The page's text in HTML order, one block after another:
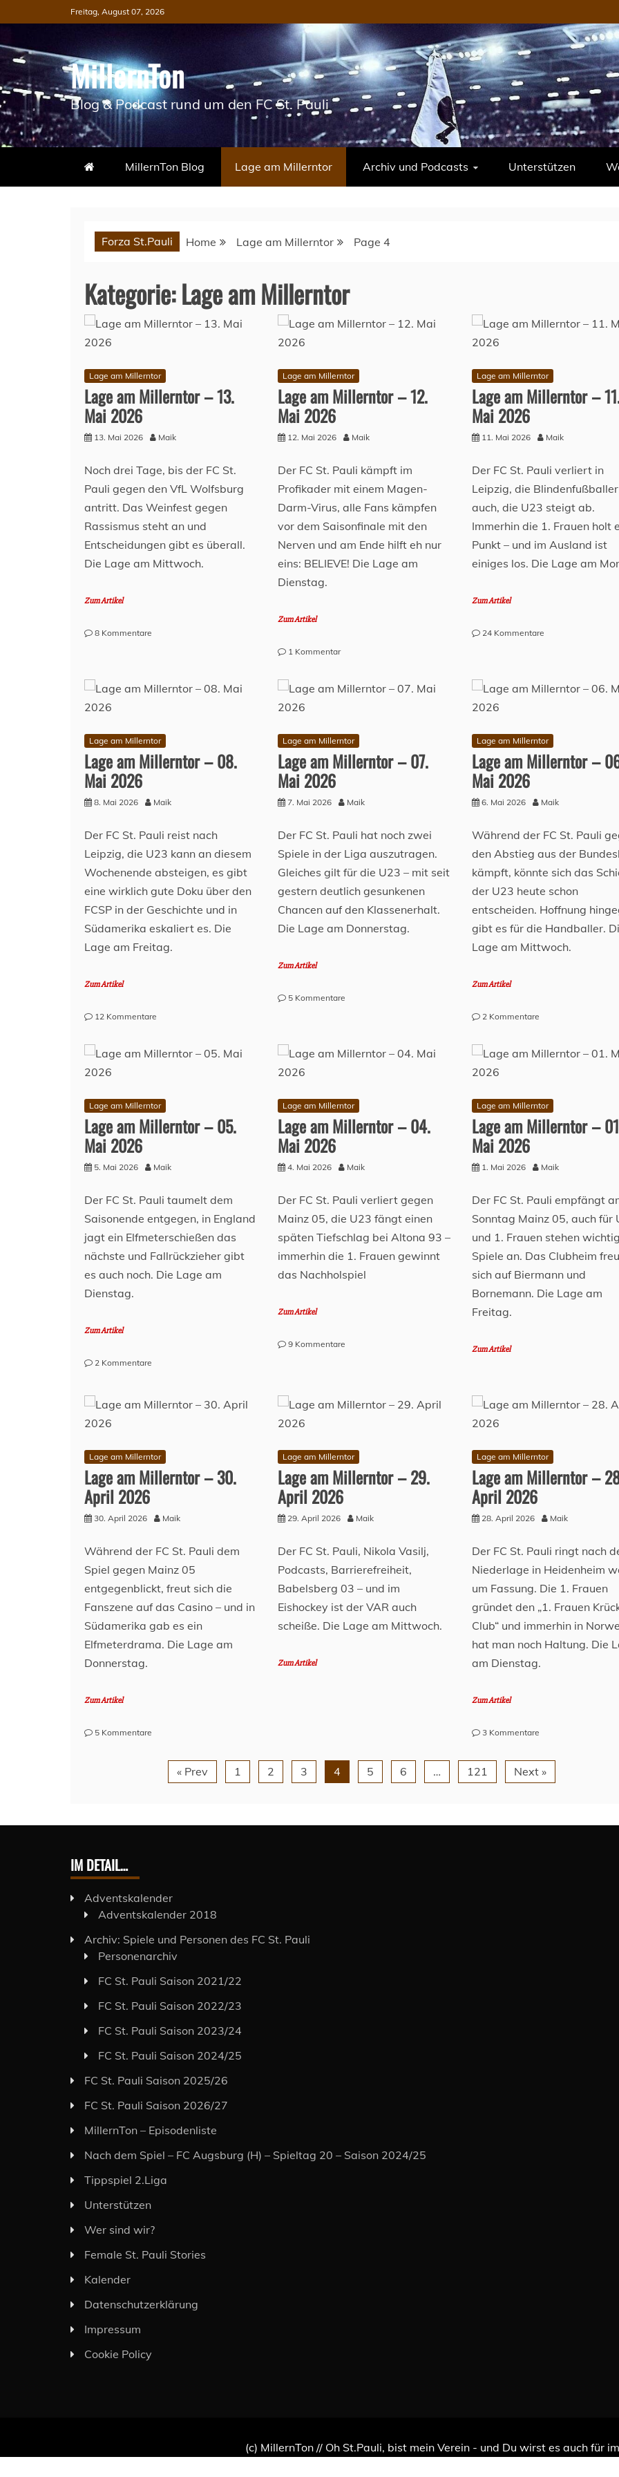
to
content
Freitag, August 07, 2026
MillernTon
Blog & Podcast rund um den FC St. Pauli
MillernTon Blog Lage am Millerntor Archiv und Podcasts Unterstützen
Forza St.Pauli Home Lage am Millerntor Page 4
Kategorie:Lage am Millerntor
Lage am Millerntor
Lage am Millerntor – 13.
Mai 2026
13. Mai 2026 Maik
Noch drei Tage, bis der FC St.
Pauli gegen den VfL Wolfsburg
antritt. Das Weinfest gegen
Rassismus steht an und
Entscheidungen gibt es überall.
Die Lage am Mittwoch.
Zum Artikel
8 Kommentare
–
Lage am Millerntor
Lage am Millerntor – 12.
Mai 2026
12. Mai 2026 Maik
Der FC St. Pauli kämpft im
Profikader mit einem Magen-
Darm-Virus, alle Fans kämpfen
vor dem Saisonfinale mit den
Nerven und am Ende hilft eh nur
eins: BELIEVE! Die Lage am
Dienstag.
Zum Artikel
1 Kommentarzu
Millerntor
Mai
2026
Lage am Millerntor
Lage am Millerntor –
Mai 2026
11. Mai 2026 Maik
Der FC St. Pauli verliert in
Leipzig, die Blindenfußballer
auch, die U23 steigt ab.
Immerhin die 1. Frauen holt
Punkt – und im Ausland ist
einiges los. Die Lage am
Zum Artikel
24 Kommentarezu
–
Lage am Millerntor
Lage am Millerntor – 08.
Mai 2026
8. Mai 2026 Maik
Der FC St. Pauli reist nach
Leipzig, die U23 kann an diesem
Wochenende absteigen, es gibt
eine wirklich gute Doku über den
FCSP in der Geschichte und in
Südamerika eskaliert es. Die
Lage am Freitag.
Zum Artikel
12 Kommentare
Millerntor
Mai
2026
Lage am Millerntor
Lage am Millerntor – 07.
Mai 2026
7. Mai 2026 Maik
Der FC St. Pauli hat noch zwei
Spiele in der Liga auszutragen.
Gleiches gilt für die U23 – mit seit
gestern deutlich gesunkenen
Chancen auf den Klassenerhalt.
Die Lage am Donnerstag.
Zum Artikel
5 Kommentare
–
Lage am Millerntor
Lage am Millerntor –
Mai 2026
6. Mai 2026 Maik
Während der FC St. Pauli
den Abstieg aus der
kämpft, könnte sich das
der U23 heute schon
entscheiden. Hoffnung
gibt es für die Handballer.
Lage am Mittwoch.
Zum Artikel
2 Kommentarezu
Millerntor
Mai
2026
Lage am Millerntor
Lage am Millerntor – 05.
Mai 2026
5. Mai 2026 Maik
Der FC St. Pauli taumelt dem
Saisonende entgegen, in England
jagt ein Elfmeterschießen das
nächste und Fallrückzieher gibt
es auch noch. Die Lage am
Dienstag.
Zum Artikel
2 Kommentare
Millerntor
2026
Lage am Millerntor
Lage am Millerntor – 04.
Mai 2026
4. Mai 2026 Maik
Der FC St. Pauli verliert gegen
Mainz 05, die U23 fängt einen
späten Tiefschlag bei Altona 93 –
immerhin die 1. Frauen gewinnt
das Nachholspiel
Zum Artikel
9 Kommentare
–
Lage am Millerntor
Lage am Millerntor –
Mai 2026
1. Mai 2026 Maik
Der FC St. Pauli empfängt
Sonntag Mainz 05, auch für
und 1. Frauen stehen
Spiele an. Das Clubheim
sich auf Biermann und
Bornemann. Die Lage am
Freitag.
Zum Artikel
Lage am Millerntor
Lage am Millerntor – 30.
April 2026
30. April 2026 Maik
Während der FC St. Pauli dem
Spiel gegen Mainz 05
entgegenblickt, freut sich die
Fanszene auf das Casino – und in
Südamerika gab es ein
Elfmeterdrama. Die Lage am
Donnerstag.
Zum Artikel
5 Kommentare
Millerntor
2026
Lage am Millerntor
Lage am Millerntor – 29.
April 2026
29. April 2026 Maik
Der FC St. Pauli, Nikola Vasilj,
Podcasts, Barrierefreiheit,
Babelsberg 03 – und im
Eishockey ist der VAR auch
scheiße. Die Lage am Mittwoch.
Zum Artikel
Lage am Millerntor
Lage am Millerntor –
April 2026
28. April 2026 Maik
Der FC St. Pauli ringt nach
Niederlage in Heidenheim
um Fassung. Die 1. Frauen
gründet den „1. Frauen
Club“ und immerhin in
hat man noch Haltung. Die
am Dienstag.
Zum Artikel
3 Kommentarezu
am
Millerntor
2026
« Prev 1 2 3 4 5 6 … 121 Next »
IM DETAIL…
Adventskalender
Adventskalender 2018
Archiv: Spiele und Personen des FC St. Pauli
Personenarchiv
FC St. Pauli Saison 2021/22
FC St. Pauli Saison 2022/23
FC St. Pauli Saison 2023/24
FC St. Pauli Saison 2024/25
FC St. Pauli Saison 2025/26
FC St. Pauli Saison 2026/27
MillernTon – Episodenliste
Nach dem Spiel – FC Augsburg (H) – Spieltag 20 – Saison 2024/25
Tippspiel 2.Liga
Unterstützen
Wer sind wir?
Female St. Pauli Stories
Kalender
Datenschutzerklärung
Impressum
Cookie Policy
(c) MillernTon // Oh St.Pauli, bist mein Verein - und Du wirst es auch für